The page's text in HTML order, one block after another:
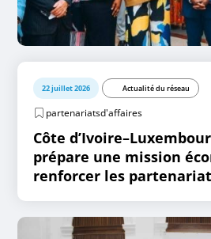
22 juillet 2026 Actualité du réseau
partenariatsd'affaires
Côte
prépare une mission
renforcer les